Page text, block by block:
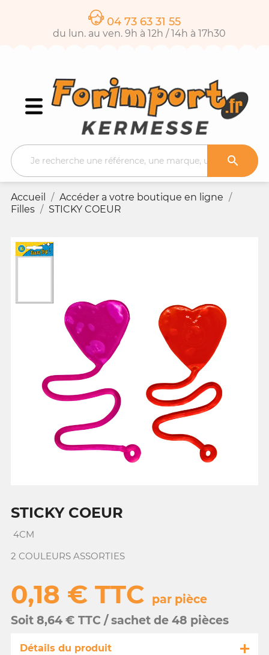
04 73 63 31 55
du lun. au ven. 9h à 12h / 14h à 17h30

Accueil
Accéder a votre boutique en ligne
Filles
STICKY COEUR
STICKY COEUR
4CM
2 COULEURS ASSORTIES
0,18 € TTC par pièce
Soit 8,64 € TTC / sachet de 48 pièces
Détails du produit